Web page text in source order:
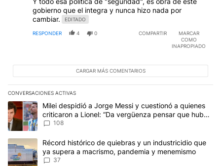
gobierno que el integra y nunca hizo nada por
cambiar.
EDITADO
RESPONDER 4 0 COMPARTIR
MARCAR
COMO
INAPROPIADO
CARGAR MÁS COMENTARIOS
CONVERSACIONES ACTIVAS
Este listado muestra los artículos con más comentarios en los
Un artículo de tendencia con el título "Milei despidió a Jorge
Milei despidió a Jorge Messi y cuestionó a quienes
criticaron a Lionel: “Da vergüenza pensar que hubo
anti-Messi”
108
Un artículo de tendencia con el título "Récord histórico de
Récord histórico de quiebras y un industricidio que
ya supera a macrismo, pandemia y menemismo
37